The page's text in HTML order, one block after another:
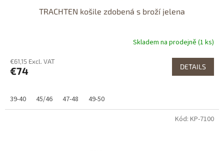
TRACHTEN košile zdobená s broží jelena
Skladem na prodejně (1 ks)
€61,15 Excl. VAT
€74 DETAILS
39-40 45/46 47-48 49-50
Kód: KP-7100